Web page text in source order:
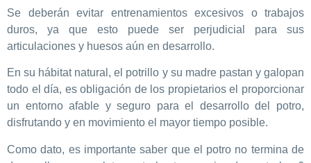
Se deberán evitar entrenamientos excesivos o trabajos
duros, ya que esto puede ser perjudicial para sus
articulaciones y huesos aún en desarrollo.
En su hábitat natural, el potrillo y su madre pastan y galopan
todo el día, es obligación de los propietarios el proporcionar
un entorno afable y seguro para el desarrollo del potro,
disfrutando y en movimiento el mayor tiempo posible.
Como dato, es importante saber que el potro no termina de